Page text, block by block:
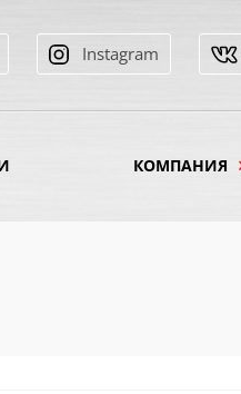
Instagram
КОМПАНИЯ